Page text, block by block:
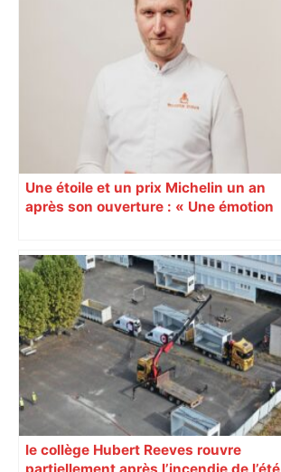
Une étoile et un prix Michelin un an
après son ouverture : « Une émotion
le collège Hubert Reeves rouvre